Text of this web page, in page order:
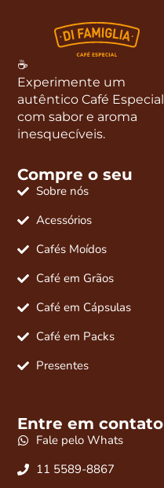
☕
Experimente um
autêntico Café Especial
com sabor e aroma
inesquecíveis.
Compre o seu
Sobre nós
Acessórios
Cafés Moídos
Café em Grãos
Café em Cápsulas
Café em Packs
Presentes
Entre em contato
Fale pelo Whats
11 5589-8867